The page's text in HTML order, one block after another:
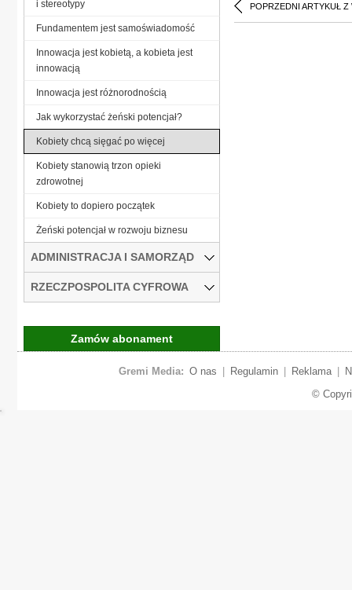
POPRZEDNI ARTYKUŁ Z
i stereotypy
Fundamentem jest samoświadomość
Innowacja jest kobietą, a kobieta jest
innowacją
Innowacja jest różnorodnością
Jak wykorzystać żeński potencjał?
Kobiety chcą sięgać po więcej
Kobiety stanowią trzon opieki
zdrowotnej
Kobiety to dopiero początek
Żeński potencjał w rozwoju biznesu
ADMINISTRACJA I SAMORZĄD
RZECZPOSPOLITA CYFROWA
Zamów abonament
Gremi Media: O nas Regulamin Reklama
©